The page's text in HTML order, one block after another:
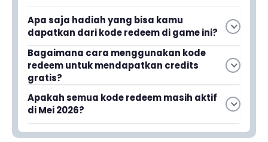
Apa saja hadiah yang bisa kamu
dapatkan dari kode redeem di game ini?
Kamu bisa mendapatkan credits gratis yang
berguna untuk membuka hilt boxes, membeli
desain saber baru, dan meningkatkan build
karakter agar makin kuat saat PvP.
Bagaimana cara menggunakan kode
redeem untuk mendapatkan credits
gratis?
Kamu perlu menukarkan kode redeem yang
tersedia di dalam game untuk langsung
mendapatkan credits gratis yang bisa
digunakan untuk berbagai keperluan dalam
Apakah semua kode redeem masih aktif
di Mei 2026?
Kode redeem dapat kadaluarsa seiring waktu,